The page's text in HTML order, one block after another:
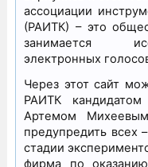
ассоциации
(РАИТК) – это
занимается
электронных
Через этот сайт
РАИТК кандидатом
Артемом
предупредить всех
стадии
фирма по